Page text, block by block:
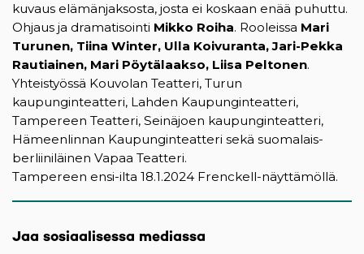
kuvaus elämänjaksosta, josta ei koskaan enää puhuttu.
Ohjaus ja dramatisointi Mikko Roiha. Rooleissa Mari
Turunen, Tiina Winter, Ulla Koivuranta, Jari-Pekka
Rautiainen, Mari Pöytälaakso, Liisa Peltonen.
Yhteistyössä Kouvolan Teatteri, Turun
kaupunginteatteri, Lahden Kaupunginteatteri,
Tampereen Teatteri, Seinäjoen kaupunginteatteri,
Hämeenlinnan Kaupunginteatteri sekä suomalais-
berliiniläinen Vapaa Teatteri.
Tampereen ensi-ilta 18.1.2024 Frenckell-näyttämöllä.
Jaa sosiaalisessa mediassa